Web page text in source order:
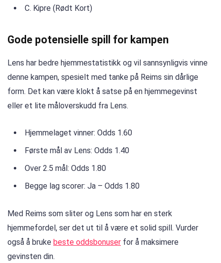
C. Kipre (Rødt Kort)
Gode ​​potensielle spill for kampen
Lens har bedre hjemmestatistikk og vil sannsynligvis vinne
denne kampen, spesielt med tanke på Reims sin dårlige
form. Det kan være klokt å satse på en hjemmegevinst
eller et lite måloverskudd fra Lens.
Hjemmelaget vinner: Odds 1.60
Første mål av Lens: Odds 1.40
Over 2.5 mål: Odds 1.80
Begge lag scorer: Ja – Odds 1.80
Med Reims som sliter og Lens som har en sterk
hjemmefordel, ser det ut til å være et solid spill. Vurder
også å bruke beste oddsbonuser for å maksimere
gevinsten din.